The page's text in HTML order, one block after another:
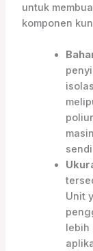
untuk
komponen
Unit
lebih